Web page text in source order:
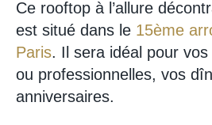
Ce rooftop à l’allure
est situé dans le 15ème
Paris. Il sera idéal pour
ou professionnelles, vos
anniversaires.